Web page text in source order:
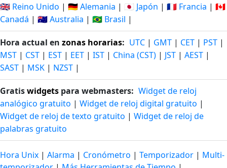
🇬🇧 Reino Unido | 🇩🇪 Alemania | 🇯🇵 Japón | 🇫🇷 Francia | 🇨🇦
Canadá | 🇦🇺 Australia | 🇧🇷 Brasil |
Hora actual en zonas horarias: UTC | GMT | CET | PST |
MST | CST | EST | EET | IST | China (CST) | JST | AEST |
SAST | MSK | NZST |
Gratiswidgets para webmasters: Widget de reloj
analógico gratuito | Widget de reloj digital gratuito |
Widget de reloj de texto gratuito | Widget de reloj de
palabras gratuito
Hora Unix | Alarma | Cronómetro | Temporizador | Multi-